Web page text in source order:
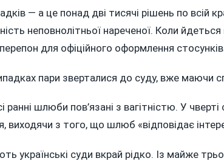
— а це понад дві тисячі рішень по всій
неповнолітньої нареченої. Коли
для офіційного оформлення
пари зверталися до суду, вже маючи
ранні шлюби пов’язані з вагітністю. У
виходячи з того, що шлюб «відповідає
українські суди вкрай рідко. Із майже